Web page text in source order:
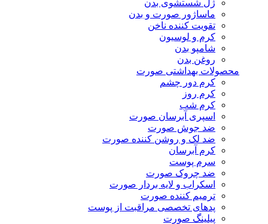
ژل شستشوی بدن
ماساژور صورت و بدن
تقویت کننده ناخن
کرم و لوسیون
شامپو بدن
روغن بدن
محصولات بهداشتی صورت
کرم دور چشم
کرم روز
کرم شب
اسپری آبرسان صورت
ضد جوش صورت
ضد لک و روشن کننده صورت
کرم آبرسان
سرم پوست
ضد چروک صورت
اسکراب و لایه بردار صورت
ترمیم کننده صورت
پدهای تخصصی مراقبت از پوست
پیلینگ صورت